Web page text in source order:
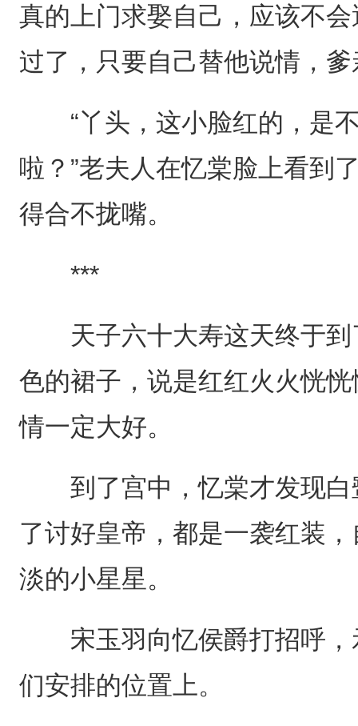
真的上门求娶自己，应该不
过了，只要自己替他说情，
“丫头，这小脸红的，是不
啦？”老夫人在忆棠脸上看到
得合不拢嘴。
***
天子六十大寿这天终于到
色的裙子，说是红红火火恍
情一定大好。
到了宫中，忆棠才发现白
了讨好皇帝，都是一袭红装
淡的小星星。
宋玉羽向忆侯爵打招呼，
们安排的位置上。